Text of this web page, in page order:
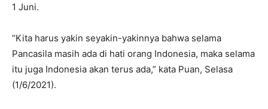
1 Juni.
“Kita harus yakin seyakin-yakinnya bahwa selama
Pancasila masih ada di hati orang Indonesia, maka selama
itu juga Indonesia akan terus ada,” kata Puan, Selasa
(1/6/2021).